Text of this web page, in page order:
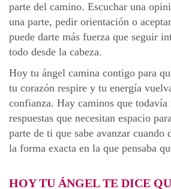
parte del camino. Escuchar una
una parte, pedir orientación o
puede darte más fuerza que seguir
todo desde la cabeza.
Hoy tu ángel camina contigo para
tu corazón respire y tu energía
confianza. Hay caminos que
respuestas que necesitan espacio
parte de ti que sabe avanzar cuando
la forma exacta en la que pensaba
HOY TU ÁNGEL TE DICE